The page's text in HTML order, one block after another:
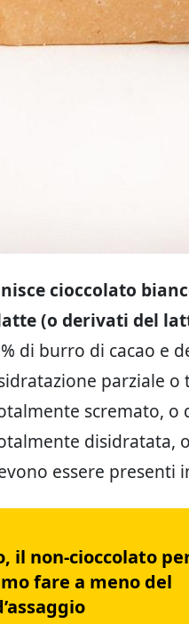
cioccolato
(o derivati del
di burro di cacao e
parziale
scremato, o
disidratata,
essere presenti
il non-cioccolato
fare a meno del